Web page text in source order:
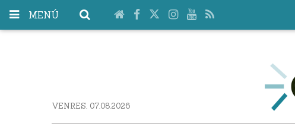
MENÚ
VENRES. 07.08.2026